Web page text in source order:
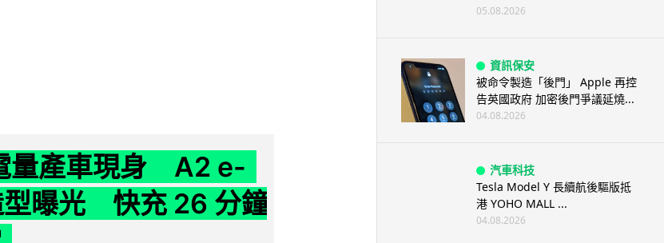
量產車現身 A2 e-
曝光 快充 26 分鐘
05.08.2026
資訊保安
被命令製造「後門」 Apple 再控
告英國政府 加密後門爭議延燒...
04.08.2026
汽車科技
Tesla Model Y 長續航後驅版抵
港 YOHO MALL ...
04.08.2026